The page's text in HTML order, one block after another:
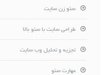
سئو زن سایت
طراحی سایت با سئو بالا
تجزیه و تحلیل وب سایت
مهارت سئو